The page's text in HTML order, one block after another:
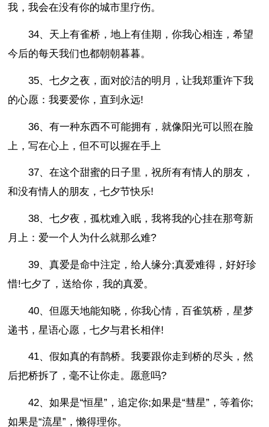
我，我会在没有你的城市里疗伤。
34、天上有雀桥，地上有佳期，你我心相连，希望
今后的每天我们也都朝朝暮暮。
35、七夕之夜，面对皎洁的明月，让我郑重许下我
的心愿：我要爱你，直到永远!
36、有一种东西不可能拥有，就像阳光可以照在脸
上，写在心上，但不可以握在手上
37、在这个甜蜜的日子里，祝所有有情人的朋友，
和没有情人的朋友，七夕节快乐!
38、七夕夜，孤枕难入眠，我将我的心挂在那弯新
月上：爱一个人为什么就那么难?
39、真爱是命中注定，给人缘分;真爱难得，好好珍
惜!七夕了，送给你，我的真爱。
40、但愿天地能知晓，你我心情，百雀筑桥，星梦
递书，星语心愿，七夕与君长相伴!
41、假如真的有鹊桥。我要跟你走到桥的尽头，然
后把桥拆了，毫不让你走。愿意吗?
42、如果是“恒星”，追定你;如果是“彗星”，等着你;
如果是“流星”，懒得理你。